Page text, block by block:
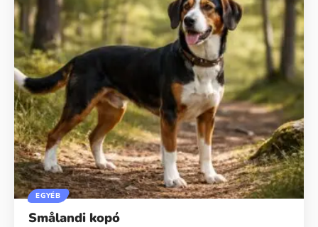
EGYÉB
Smålandi kopó